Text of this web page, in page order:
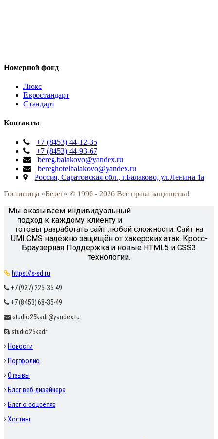
Номерной фонд
Люкс
Евростандарт
Стандарт
Контакты
+7 (8453) 44-12-35
+7 (8453) 44-93-67
bereg.balakovo@yandex.ru
bereghotelbalakovo@yandex.ru
Россия, Саратовская обл., г.Балаково, ул.Ленина 1а
Гостиница «Берег» © 1996 - 2026 Все права защищены!
Мы оказываем индивидуальный
подход к каждому клиенту и
готовы разработать сайт любой сложности. Сайт на
UMI.CMS надёжно защищён от хакерских атак. Кросс-
Браузерная Поддержка и новые HTML5 и CSS3
технологии.
https://s-sd.ru
+7 (927) 225-35-49
+7 (8453) 68-35-49
studio25kadr@yandex.ru
studio25kadr
Новости
Портфолио
Отзывы
Блог веб-дизайнера
Блог о соцсетях
Хостинг